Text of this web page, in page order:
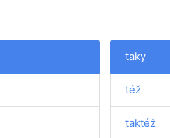
taky
též
taktéž